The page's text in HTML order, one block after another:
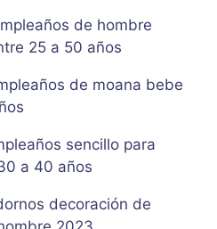
de hombre
25 a 50 años
de moana bebe
sencillo para
a 40 años
decoración de